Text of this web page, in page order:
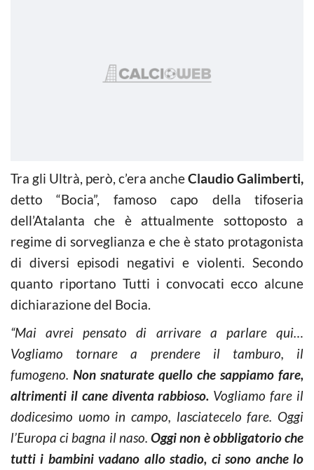
Tra gli Ultrà, però, c’era ancheClaudio Galimberti,
detto “Bocia”, famoso capo della tifoseria
dell’Atalanta che è attualmente sottoposto a
regime di sorveglianza e che è stato protagonista
di diversi episodi negativi e violenti. Secondo
quanto riportano Tutti i convocati ecco alcune
dichiarazione del Bocia.
“Mai avrei pensato di arrivare a parlare qui…
Vogliamo tornare a prendere il tamburo, il
fumogeno. Non snaturate quello che sappiamo fare,
altrimenti il cane diventa rabbioso. Vogliamo fare il
dodicesimo uomo in campo, lasciatecelo fare. Oggi
l’Europa ci bagna il naso.Oggi non è obbligatorio che
tutti i bambini vadano allo stadio, ci sono anche lo